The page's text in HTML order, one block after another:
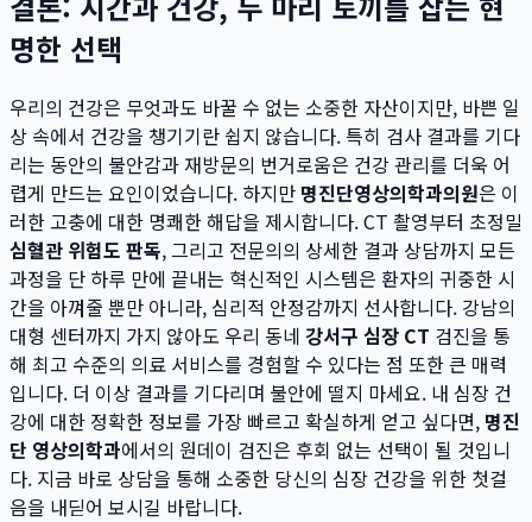
명한 선택
우리의 건강은 무엇과도 바꿀 수 없는 소중한 자산이지만, 바쁜 일
상 속에서 건강을 챙기기란 쉽지 않습니다. 특히 검사 결과를 기다
리는 동안의 불안감과 재방문의 번거로움은 건강 관리를 더욱 어
렵게 만드는 요인이었습니다. 하지만 명진단영상의학과의원은 이
러한 고충에 대한 명쾌한 해답을 제시합니다. CT 촬영부터 초정밀
심혈관 위험도 판독, 그리고 전문의의 상세한 결과 상담까지 모든
과정을 단 하루 만에 끝내는 혁신적인 시스템은 환자의 귀중한 시
간을 아껴줄 뿐만 아니라, 심리적 안정감까지 선사합니다. 강남의
대형 센터까지 가지 않아도 우리 동네 강서구 심장 CT 검진을 통
해 최고 수준의 의료 서비스를 경험할 수 있다는 점 또한 큰 매력
입니다. 더 이상 결과를 기다리며 불안에 떨지 마세요. 내 심장 건
강에 대한 정확한 정보를 가장 빠르고 확실하게 얻고 싶다면, 명진
단 영상의학과에서의 원데이 검진은 후회 없는 선택이 될 것입니
다. 지금 바로 상담을 통해 소중한 당신의 심장 건강을 위한 첫걸
음을 내딛어 보시길 바랍니다.